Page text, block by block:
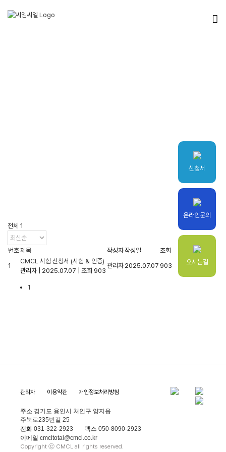
전체 1
번호제목 작성자작성일
조회
1
CMCL 시험 신청서 (시험 & 인증)
관리자
2025.07.07 조회 903
관리자 2025.07.07 903
1
관리자 이용약관 개인정보처리방침
주소 경기도 용인시 처인구 양지읍
주북로235번길 25
전화 031-322-2923 팩스 050-8090-2923
이메일 cmcltotal@cmcl.co.kr
Copyright ⓒ CMCL all rights reserved.
신청서
온라인문의
오시는길